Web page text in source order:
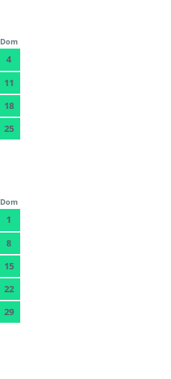
Dom
4
11
18
25
Dom
1
8
15
22
29